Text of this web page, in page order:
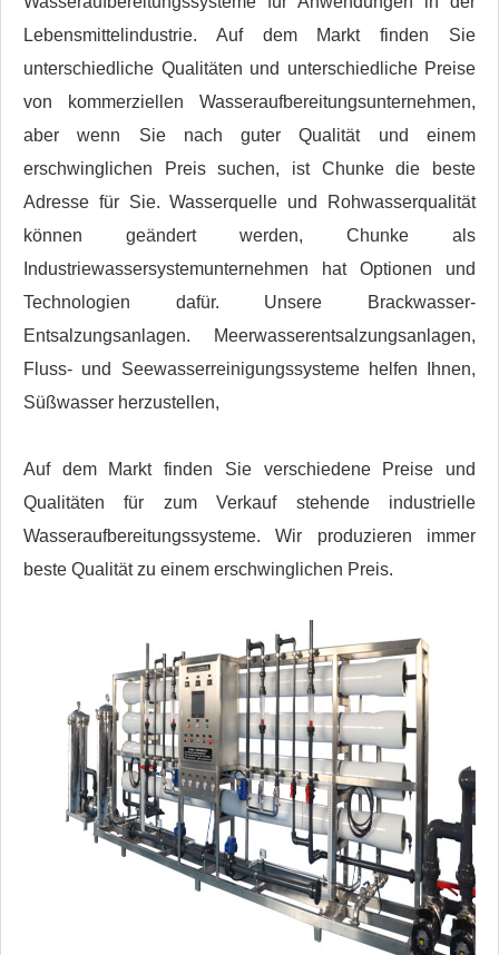
Lebensmittelindustrie. Auf dem Markt finden Sie
unterschiedliche Qualitäten und unterschiedliche Preise
von kommerziellen Wasseraufbereitungsunternehmen,
aber wenn Sie nach guter Qualität und einem
erschwinglichen Preis suchen, ist Chunke die beste
Adresse für Sie. Wasserquelle und Rohwasserqualität
können geändert werden, Chunke als
Industriewassersystemunternehmen hat Optionen und
Technologien dafür. Unsere Brackwasser-
Entsalzungsanlagen. Meerwasserentsalzungsanlagen,
Fluss- und Seewasserreinigungssysteme helfen Ihnen,
Süßwasser herzustellen,
Auf dem Markt finden Sie verschiedene Preise und
Qualitäten für zum Verkauf stehende industrielle
Wasseraufbereitungssysteme. Wir produzieren immer
beste Qualität zu einem erschwinglichen Preis.